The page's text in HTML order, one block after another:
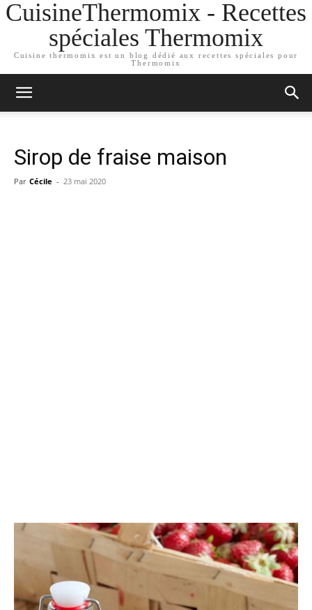
CuisineThermomix - Recettes
spéciales Thermomix
Cuisine thermomix est un blog dédié aux recettes spéciales pour
Thermomix
Sirop de fraise maison
Par Cécile - 23 mai 2020